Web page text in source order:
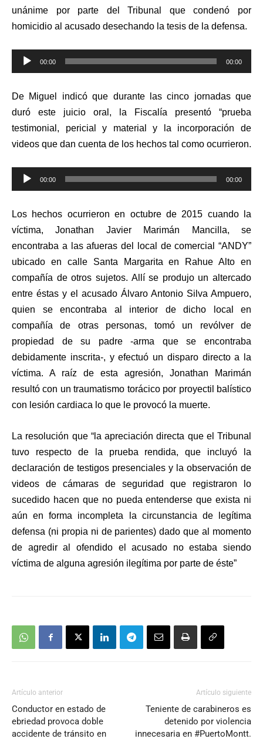
unánime por parte del Tribunal que condenó por
homicidio al acusado desechando la tesis de la defensa.
Reproductor
de
00:00 00:00
De Miguel indicó que durante las cinco jornadas que
duró este juicio oral, la Fiscalía presentó “prueba
testimonial, pericial y material y la incorporación de
videos que dan cuenta de los hechos tal como ocurrieron.
Reproductor
de
00:00 00:00
Los hechos ocurrieron en octubre de 2015 cuando la
víctima, Jonathan Javier Marimán Mancilla, se
encontraba a las afueras del local de comercial “ANDY”
ubicado en calle Santa Margarita en Rahue Alto en
compañía de otros sujetos. Allí se produjo un altercado
entre éstas y el acusado Álvaro Antonio Silva Ampuero,
quien se encontraba al interior de dicho local en
compañía de otras personas, tomó un revólver de
propiedad de su padre -arma que se encontraba
debidamente inscrita-, y efectuó un disparo directo a la
víctima. A raíz de esta agresión, Jonathan Marimán
resultó con un traumatismo torácico por proyectil balístico
con lesión cardiaca lo que le provocó la muerte.
La resolución que “la apreciación directa que el Tribunal
tuvo respecto de la prueba rendida, que incluyó la
declaración de testigos presenciales y la observación de
videos de cámaras de seguridad que registraron lo
sucedido hacen que no pueda entenderse que exista ni
aún en forma incompleta la circunstancia de legítima
defensa (ni propia ni de parientes) dado que al momento
de agredir al ofendido el acusado no estaba siendo
víctima de alguna agresión ilegítima por parte de éste”
Artículo anterior
Conductor en estado de
ebriedad provoca doble
accidente de tránsito en
Artículo siguiente
Teniente de carabineros es
detenido por violencia
innecesaria en #PuertoMontt.